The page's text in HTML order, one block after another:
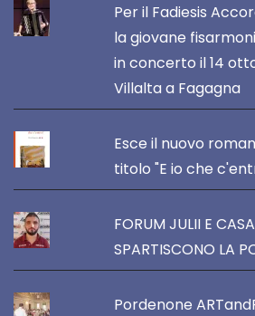
Per il Fadiesis
la giovane
in concerto il 14
Villalta a Fagagna
Esce il nuovo
titolo "E io che
FORUM JULII E
SPARTISCONO LA
Pordenone